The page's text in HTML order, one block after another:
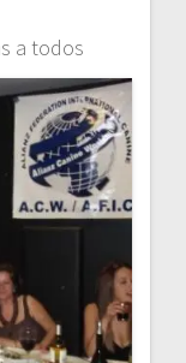
a todos